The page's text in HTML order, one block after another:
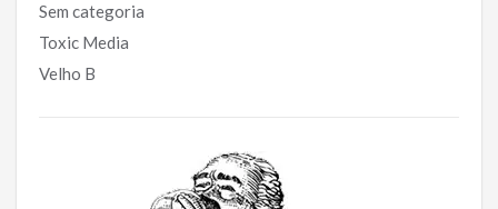
Sem categoria
Toxic Media
Velho B